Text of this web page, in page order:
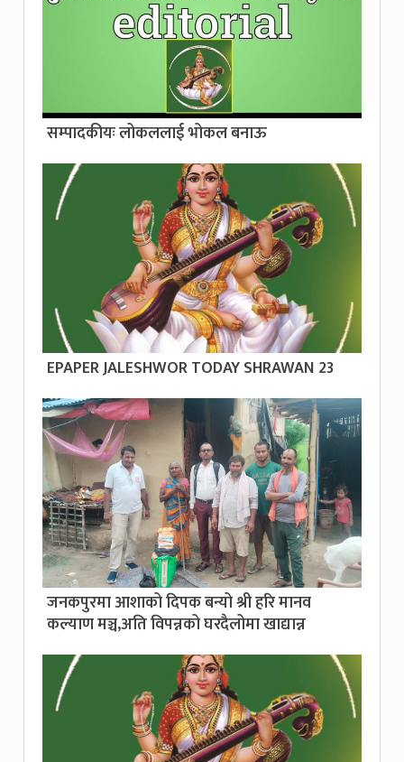
सम्पादकीयः लोकललाई भोकल बनाऊ
EPAPER JALESHWOR TODAY SHRAWAN 23
जनकपुरमा आशाको दिपक बन्यो श्री हरि मानव
कल्याण मञ्च,अति विपन्नको घरदैलोमा खाद्यान्न